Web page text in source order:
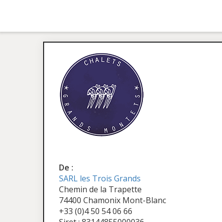
De :
SARL les Trois Grands
Chemin de la Trapette
74400 Chamonix Mont-Blanc
+33 (0)4 50 54 06 66